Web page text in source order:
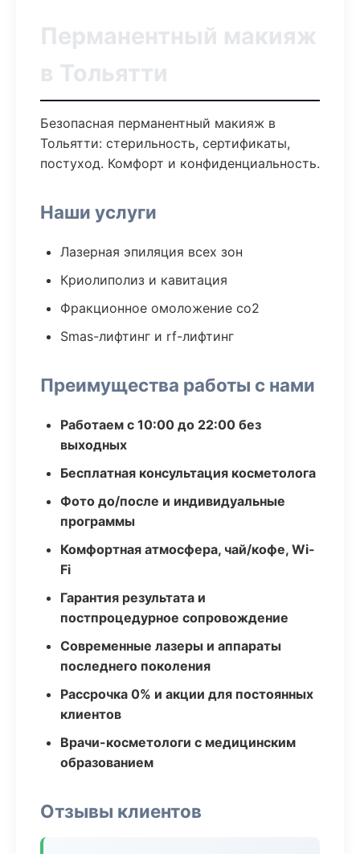
Перманентный макияж
в Тольятти
Безопасная перманентный макияж в
Тольятти: стерильность, сертификаты,
постуход. Комфорт и конфиденциальность.
Наши услуги
Лазерная эпиляция всех зон
Криолиполиз и кавитация
Фракционное омоложение co2
Smas-лифтинг и rf-лифтинг
Преимущества работы с нами
Работаем с 10:00 до 22:00 без
выходных
Бесплатная консультация косметолога
Фото до/после и индивидуальные
программы
Комфортная атмосфера, чай/кофе, Wi-
Fi
Гарантия результата и
постпроцедурное сопровождение
Современные лазеры и аппараты
последнего поколения
Рассрочка 0% и акции для постоянных
клиентов
Врачи-косметологи с медицинским
образованием
Отзывы клиентов